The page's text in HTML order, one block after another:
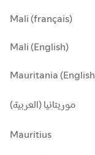
Mali (français)
Mali (English)
Mauritania
موريتانيا (العربية)
Mauritius